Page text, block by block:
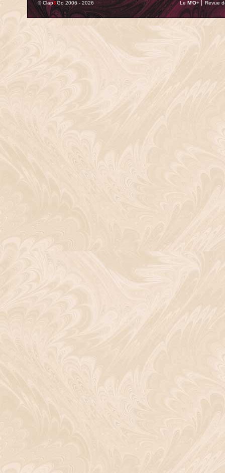
© Clap&Go 2006 - 2026 Le M'O+ ⎢ Revue